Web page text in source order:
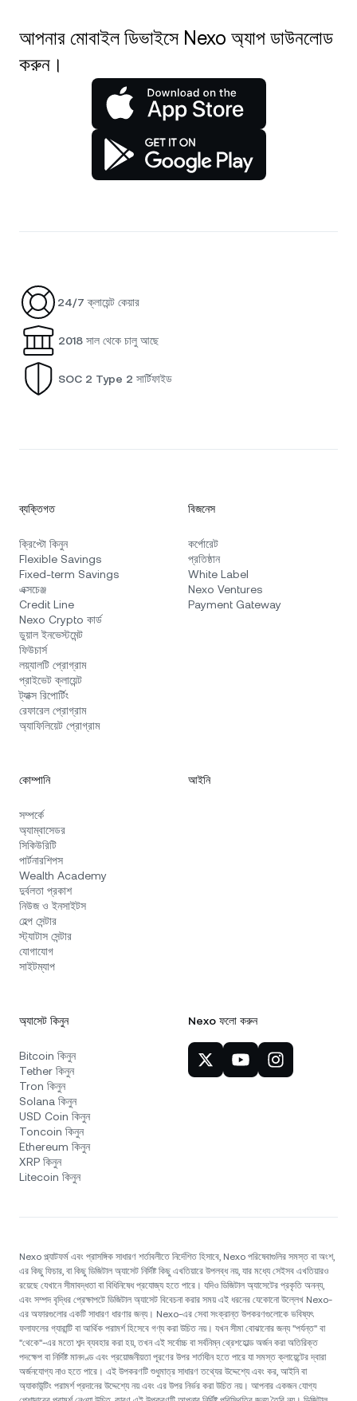
আপনার মোবাইল ডিভাইসে Nexo অ্যাপ ডাউনলোড
করুন।
24/7 ক্লায়েন্ট কেয়ার
2018 সাল থেকে চালু আছে
SOC 2 Type 2 সার্টিফাইড
ব্যক্তিগত
ক্রিপ্টো কিনুন
Flexible Savings
Fixed-term Savings
এক্সচেঞ্জ
Credit Line
Nexo Crypto কার্ড
ডুয়াল ইনভেস্টমেন্ট
ফিউচার্স
লয়্যালটি প্রোগ্রাম
প্রাইভেট ক্লায়েন্ট
ট্যাক্স রিপোর্টিং
রেফারেল প্রোগ্রাম
অ্যাফিলিয়েট প্রোগ্রাম
বিজনেস
কর্পোরেট
প্রতিষ্ঠান
White Label
Nexo Ventures
Payment Gateway
কোম্পানি
সম্পর্কে
অ্যাম্বাসেডর
সিকিউরিটি
পার্টনারশিপস
Wealth Academy
দুর্বলতা প্রকাশ
নিউজ ও ইনসাইটস
হেল্প সেন্টার
স্ট্যাটাস সেন্টার
যোগাযোগ
সাইটম্যাপ
আইনি
অ্যাসেট কিনুন
Bitcoin কিনুন
Tether কিনুন
Tron কিনুন
Solana কিনুন
USD Coin কিনুন
Toncoin কিনুন
Ethereum কিনুন
XRP কিনুন
Litecoin কিনুন
Nexo ফলো করুন
Nexo প্ল্যাটফর্ম এবং প্রাসঙ্গিক সাধারণ শর্তাবলীতে নির্দেশিত হিসাবে, Nexo পরিষেবাগুলির সমস্ত বা অংশ,
এর কিছু ফিচার, বা কিছু ডিজিটাল অ্যাসেট নির্দিষ্ট কিছু এখতিয়ারে উপলব্ধ নয়, যার মধ্যে সেইসব এখতিয়ারও
রয়েছে যেখানে সীমাবদ্ধতা বা বিধিনিষেধ প্রযোজ্য হতে পারে। যদিও ডিজিটাল অ্যাসেটের প্রকৃতি অনন্য,
এবং সম্পদ বৃদ্ধির প্রেক্ষাপটে ডিজিটাল অ্যাসেট বিবেচনা করার সময় এই ধরনের যেকোনো উল্লেখ Nexo-
এর অফারগুলোর একটি সাধারণ ধারণার জন্য। Nexo-এর সেবা সংক্রান্ত উপকরণগুলোকে ভবিষ্যৎ
ফলাফলের গ্যারান্টি বা আর্থিক পরামর্শ হিসেবে গণ্য করা উচিত নয়। যখন সীমা বোঝানোর জন্য "পর্যন্ত" বা
"থেকে"-এর মতো শব্দ ব্যবহার করা হয়, তখন এই সর্বোচ্চ বা সর্বনিম্ন থ্রেশহোল্ড অর্জন করা অতিরিক্ত
পদক্ষেপ বা নির্দিষ্ট মানদণ্ড এবং প্রয়োজনীয়তা পূরণের উপর শর্তাধীন হতে পারে যা সমস্ত ক্লায়েন্টের দ্বারা
অর্জনযোগ্য নাও হতে পারে। এই উপকরণটি শুধুমাত্র সাধারণ তথ্যের উদ্দেশ্যে এবং কর, আইনি বা
অ্যাকাউন্টিং পরামর্শ প্রদানের উদ্দেশ্যে নয় এবং এর উপর নির্ভর করা উচিত নয়। আপনার একজন যোগ্য